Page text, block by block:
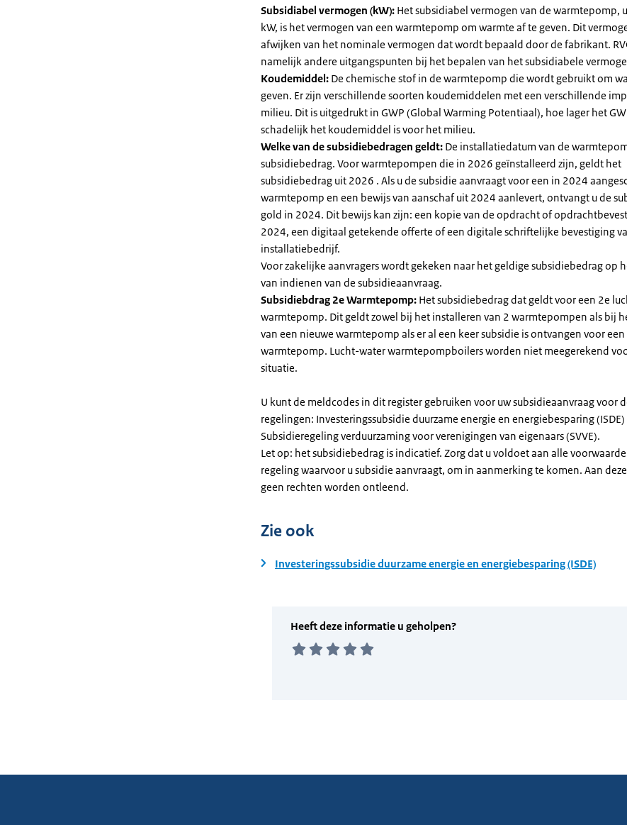
Subsidiabel vermogen (kW): Het subsidiabel vermogen van de warmtepomp,
kW, is het vermogen van een warmtepomp om warmte af te geven. Dit
afwijken van het nominale vermogen dat wordt bepaald door de fabrikant.
namelijk andere uitgangspunten bij het bepalen van het subsidiabele
Koudemiddel: De chemische stof in de warmtepomp die wordt gebruikt om
geven. Er zijn verschillende soorten koudemiddelen met een verschillende
milieu. Dit is uitgedrukt in GWP (Global Warming Potentiaal), hoe lager het
schadelijk het koudemiddel is voor het milieu.
Welke van de subsidiebedragen geldt: De installatiedatum van de
subsidiebedrag. Voor warmtepompen die in 2026 geïnstalleerd zijn, geldt het
subsidiebedrag uit 2026 . Als u de subsidie aanvraagt voor een in 2024
warmtepomp en een bewijs van aanschaf uit 2024 aanlevert, ontvangt u de
gold in 2024. Dit bewijs kan zijn: een kopie van de opdracht of
2024, een digitaal getekende offerte of een digitale schriftelijke bevestiging
installatiebedrijf.
Voor zakelijke aanvragers wordt gekeken naar het geldige subsidiebedrag op
van indienen van de subsidieaanvraag.
Subsidiebdrag 2e Warmtepomp: Het subsidiebedrag dat geldt voor een 2e
warmtepomp. Dit geldt zowel bij het installeren van 2 warmtepompen als bij
van een nieuwe warmtepomp als er al een keer subsidie is ontvangen voor
warmtepomp. Lucht-water warmtepompboilers worden niet meegerekend
situatie.
U kunt de meldcodes in dit register gebruiken voor uw subsidieaanvraag voor
regelingen: Investeringssubsidie duurzame energie en energiebesparing (ISDE)
Subsidieregeling verduurzaming voor verenigingen van eigenaars (SVVE).
Let op: het subsidiebedrag is indicatief. Zorg dat u voldoet aan alle
regeling waarvoor u subsidie aanvraagt, om in aanmerking te komen. Aan
geen rechten worden ontleend.
Zie ook
Investeringssubsidie duurzame energie en energiebesparing (ISDE)